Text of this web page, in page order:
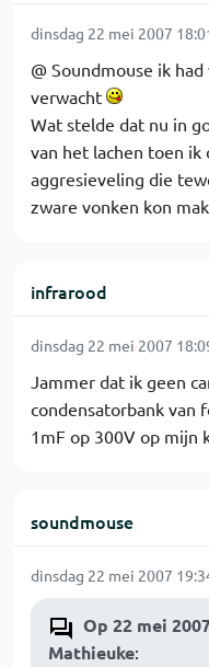
dinsdag 22 mei 2007
@ Soundmouse ik
verwacht
Wat stelde dat nu in
van het lachen toen ik
aggresieveling die
zware vonken kon
infrarood
dinsdag 22 mei 2007
Jammer dat ik geen
condensatorbank van
1mF op 300V op mijn
soundmouse
dinsdag 22 mei 2007
Op 22 mei
Mathieuke: